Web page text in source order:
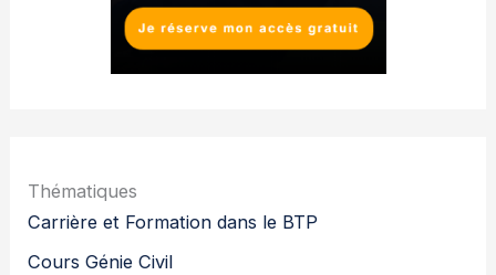
Thématiques
Carrière et Formation dans le BTP
Cours Génie Civil